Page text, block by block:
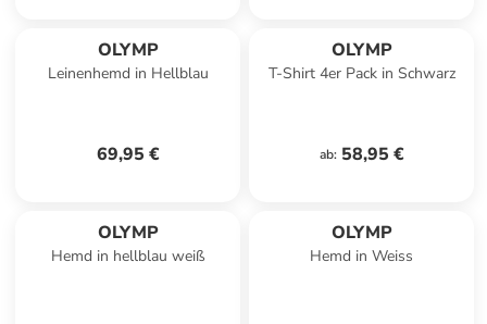
OLYMP
Leinenhemd in Hellblau
69,95 €
OLYMP
T-Shirt 4er Pack in Schwarz
ab: 58,95 €
OLYMP
Hemd in hellblau weiß
OLYMP
Hemd in Weiss